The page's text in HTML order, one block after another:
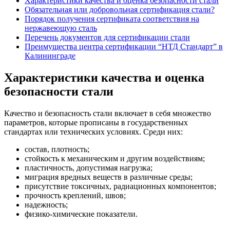
Обязательная или добровольная сертификация стали?
Порядок получения сертификата соответствия на
нержавеющую сталь
Перечень документов для сертификации стали
Преимущества центра сертификации “НТД Стандарт” в
Калининграде
Характеристики качества и оценка
безопасности стали
Качество и безопасность стали включает в себя множество
параметров, которые прописаны в государственных
стандартах или технических условиях. Среди них:
состав, плотность;
стойкость к механическим и другим воздействиям;
пластичность, допустимая нагрузка;
миграция вредных веществ в различные среды;
присутствие токсичных, радиационных компонентов;
прочность креплений, швов;
надежность;
физико-химические показатели.